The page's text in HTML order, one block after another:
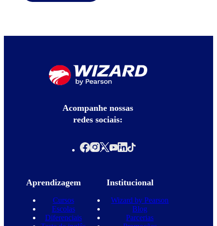
Acompanhe nossas
redes sociais:
Aprendizagem
Cursos
Escolas
Diferenciais
Institucional
Wizard by Pearson
Blog
Parcerias